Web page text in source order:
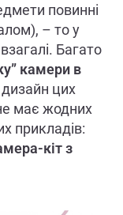
повинні
– то у
Багато
камери в
цих
має жодних
прикладів:
кіт з